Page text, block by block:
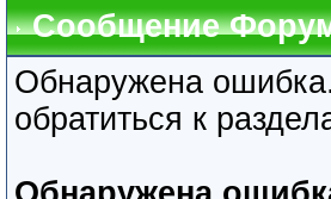
Сообщение
Обнаружена
обратиться к